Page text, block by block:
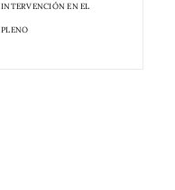
INTERVENCIÓN EN EL
PLENO